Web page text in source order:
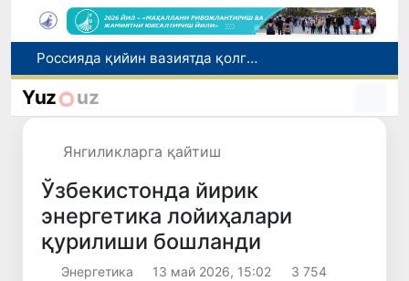
2030 йилгача хавфли чиқиндиларни қайта ишлаш даражаси 20 фоизга етказилади
Ўзбекистон илк бор Халқаро информатика олимпиадаси — IOI 2026га мезбонлик қилади
Yuz uz
Янгиликларга қайтиш
Ўзбекистонда йирик
энергетика лойиҳалари
қурилиши бошланди
Энергетика 13 май 2026, 15:02 3 754